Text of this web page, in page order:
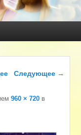
изображениям
Следующее →
960 × 720 в